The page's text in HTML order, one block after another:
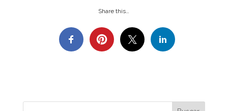
Share this…